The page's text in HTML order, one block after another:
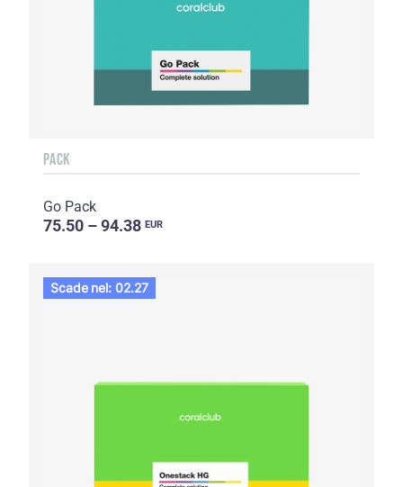
PACK
Go Pack
75.50 – 94.38 EUR
Scade nel: 02.27